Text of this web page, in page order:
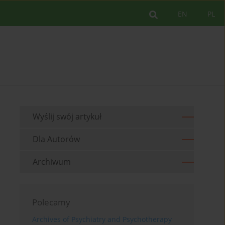
PL
EN
Wyślij swój artykuł
Dla Autorów
Archiwum
Polecamy
Archives of Psychiatry and Psychotherapy